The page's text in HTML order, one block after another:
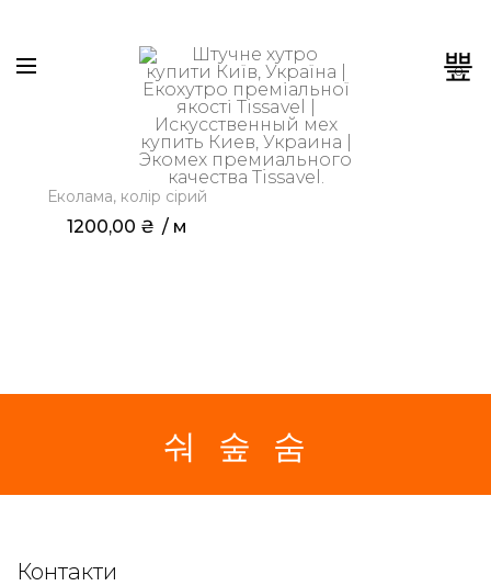
0
OUT OF STOCK
Еколама, колір сірий
1200,00 ₴ / м
Контакти